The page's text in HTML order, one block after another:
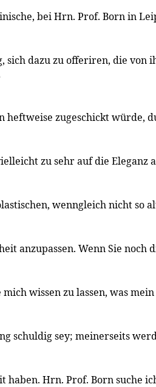
bei Hrn. Prof. Born in
sich dazu zu offeriren, die von
heftweise zugeschickt würde,
zu sehr auf die Eleganz
wenngleich nicht so
anzupassen. Wenn Sie noch
mich wissen zu lassen, was
schuldig sey; meinerseits
haben. Hrn. Prof. Born suche